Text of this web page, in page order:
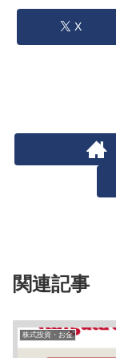
X
関連記事
株式投資・お金